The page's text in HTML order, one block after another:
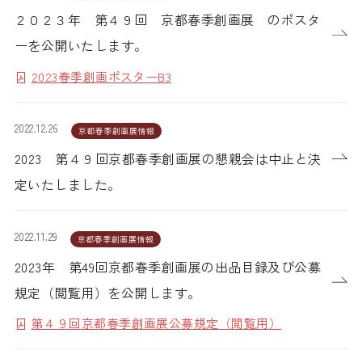
２０２３年 第４９回 京都春季創画展 のポスタ
ーを公開いたします。
2023春季創画ポスターB3
2022.12.26 京都春季創画展情報
2023 第４９回京都春季創画展の懇親会は中止と決
定いたしました。
2022.11.29 京都春季創画展情報
2023年 第49回京都春季創画展の出品目録及び公募
規定（閲覧用）を公開します。
第４９回京都春季創画展公募規定（閲覧用）